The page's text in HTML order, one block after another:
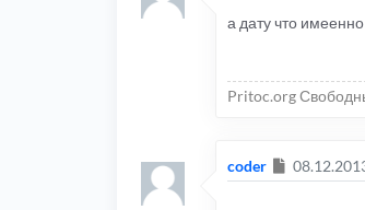
а дату что
Pritoc.org
coder